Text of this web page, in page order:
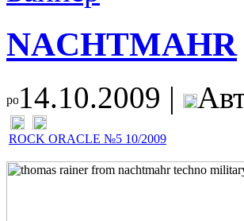
NACHTMAHR
14.10.2009 |
ROCK ORACLE №5 10/2009